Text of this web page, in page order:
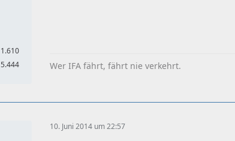
1.610
5.444 Wer IFA fährt, fährt nie verkehrt.
10. Juni 2014 um 22:57